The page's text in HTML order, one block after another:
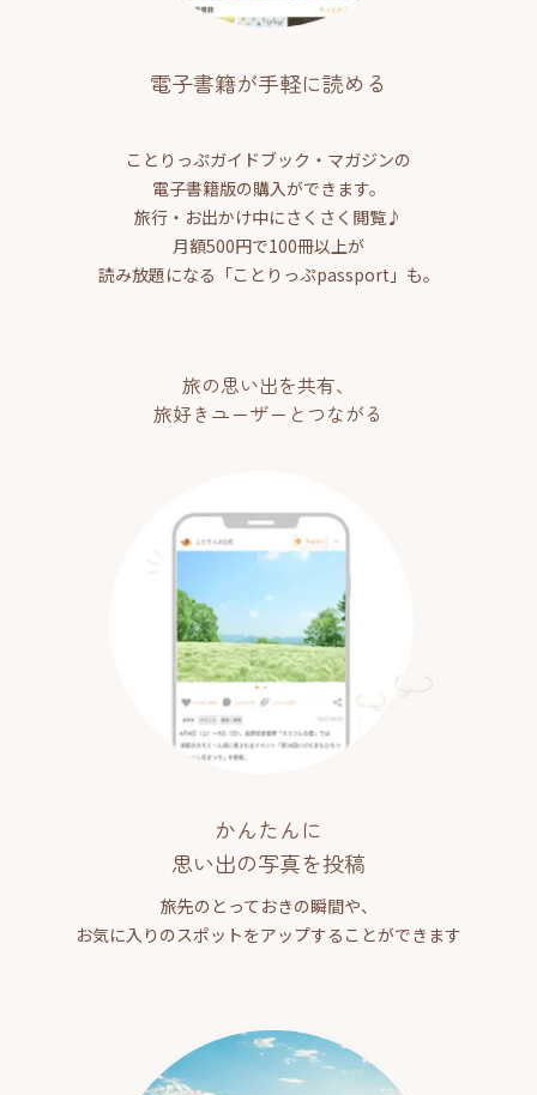
電子書籍が手軽に読める
ことりっぷガイドブック・マガジンの
電子書籍版の購入ができます。
旅行・お出かけ中にさくさく閲覧♪
月額500円で100冊以上が
読み放題になる「ことりっぷpassport」も。
旅の思い出を共有、
旅好きユーザーとつながる
かんたんに
思い出の写真を投稿
旅先のとっておきの瞬間や、
お気に入りのスポットをアップすることができます